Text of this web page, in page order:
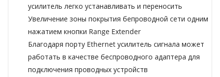
усилитель легко устанавливать и переносить
Увеличение зоны покрытия бепроводной сети одним
нажатием кнопки Range Extender
Благодаря порту Ethernet усилитель сигнала может
работать в качестве беспроводного адаптера для
подключения проводных устройств